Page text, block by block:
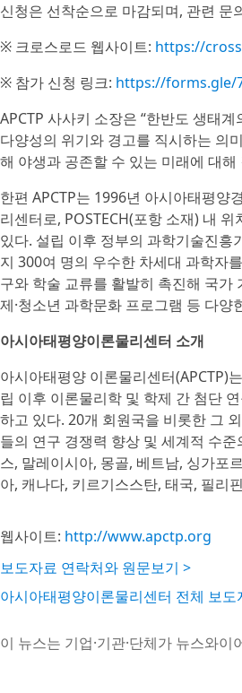
신청은 선착순으로 마감되며, 관련 문
※ 크로스로드 웹사이트: https://
※ 참가 신청 링크: https://forms.gle/
APCTP 사사키 소장은 “한반도 생태
다양성의 위기와 경고를 직시하는 의
해 야생과 공존할 수 있는 미래에 대
한편 APCTP는 1996년 아시아태평양
리센터로, POSTECH(포항 소재) 내
있다. 설립 이후 정부의 과학기술진
지 300여 명의 우수한 차세대 과학자
구와 학술 교류를 활발히 촉진해 국가
제·청소년 과학문화 프로그램 등 다
아시아태평양이론물리센터 소개
아시아태평양 이론물리센터(APCTP)
립 이후 이론물리학 및 학제 간 첨단
하고 있다. 20개 회원국을 비롯한 그
들의 연구 경쟁력 향상 및 세계적 수
스, 말레이시아, 몽골, 베트남, 싱가포
아, 캐나다, 키르기스스탄, 태국, 필리
웹사이트: http://www.apctp.org
보도자료 연락처와 원문보기 >
아시아태평양이론물리센터 전체 보도
이 뉴스는 기업·기관·단체가 뉴스와